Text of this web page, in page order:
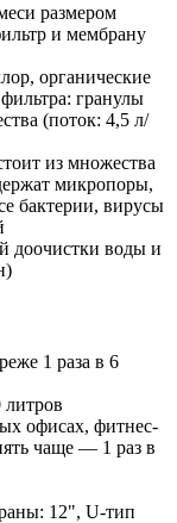
размером
и мембрану
органические
гранулы
(поток: 4,5 л/
из множества
микропоры,
бактерии, вирусы
доочистки воды и
1 раза в 6
литров
офисах, фитнес-
чаще — 1 раз в
12", U-тип